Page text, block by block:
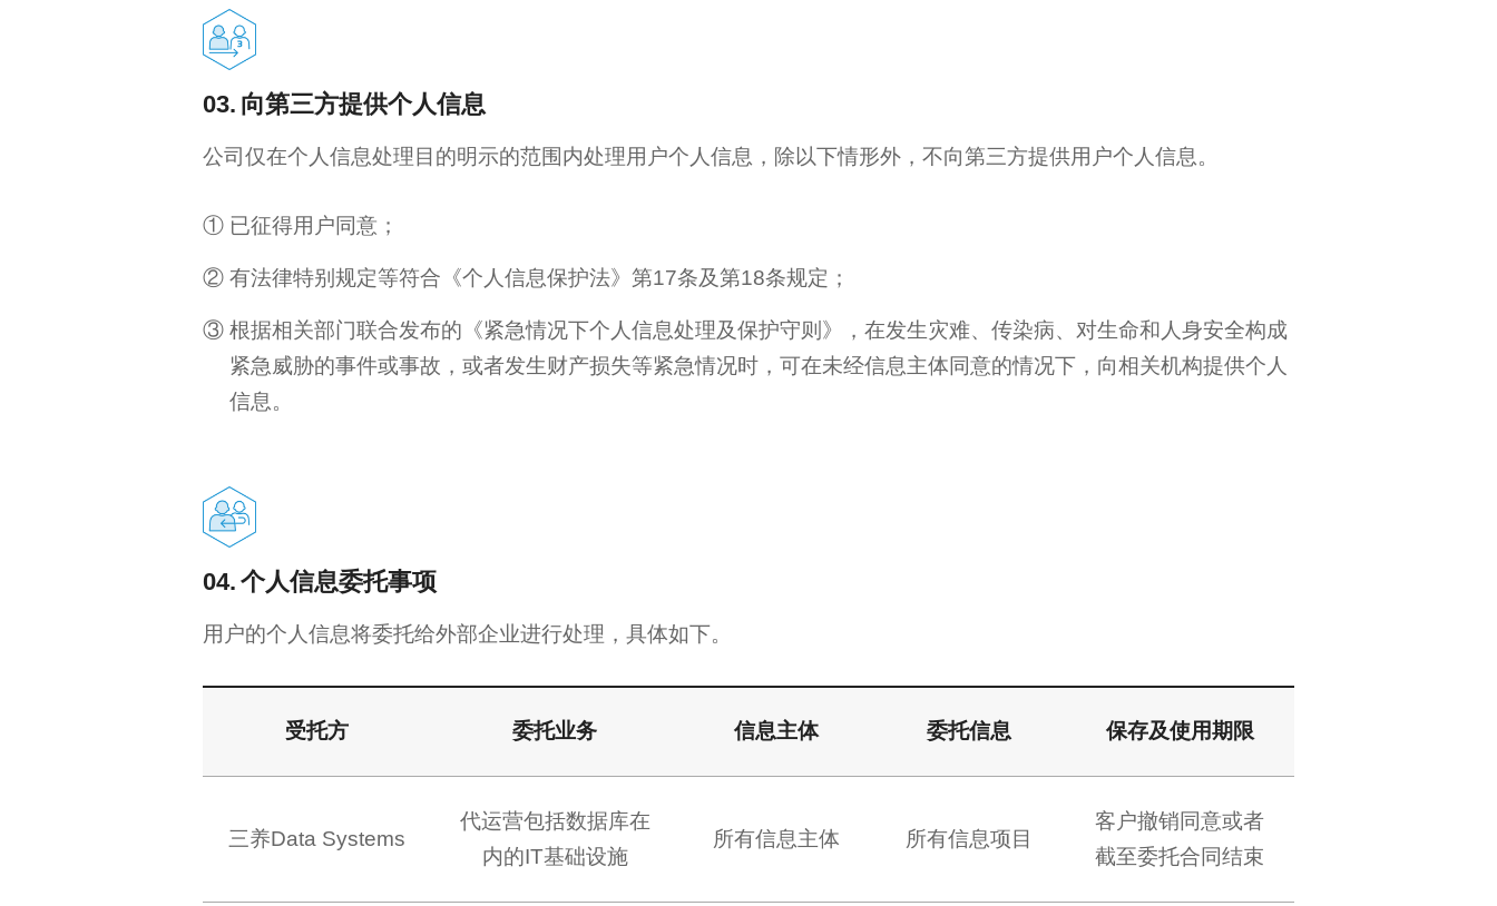
03. 向第三方提供个人信息
公司仅在个人信息处理目的明示的范围内处理用户个人信息，除以下情形外，不向第三方提供用户个人信息。
已征得用户同意；
有法律特别规定等符合《个人信息保护法》第17条及第18条规定；
根据相关部门联合发布的《紧急情况下个人信息处理及保护守则》，在发生灾难、传染病、对生命和人身安全构成
紧急威胁的事件或事故，或者发生财产损失等紧急情况时，可在未经信息主体同意的情况下，向相关机构提供个人
信息。
04. 个人信息委托事项
用户的个人信息将委托给外部企业进行处理，具体如下。
受托方 委托业务 信息主体 委托信息 保存及使用期限
三养Data Systems
代运营包括数据库在
内的IT基础设施
所有信息主体 所有信息项目
客户撤销同意或者
截至委托合同结束